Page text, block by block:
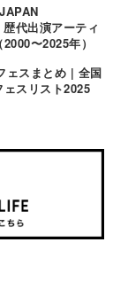
代出演アーティ
〜2025年）
ェスまとめ | 全国
ェスリスト2025